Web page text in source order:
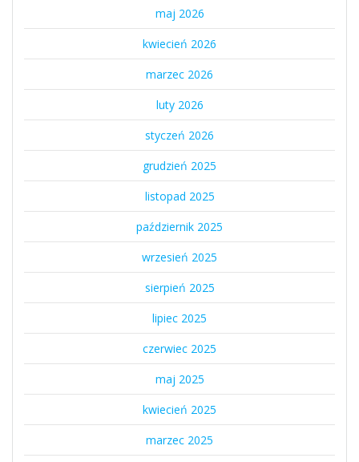
maj 2026
kwiecień 2026
marzec 2026
luty 2026
styczeń 2026
grudzień 2025
listopad 2025
październik 2025
wrzesień 2025
sierpień 2025
lipiec 2025
czerwiec 2025
maj 2025
kwiecień 2025
marzec 2025